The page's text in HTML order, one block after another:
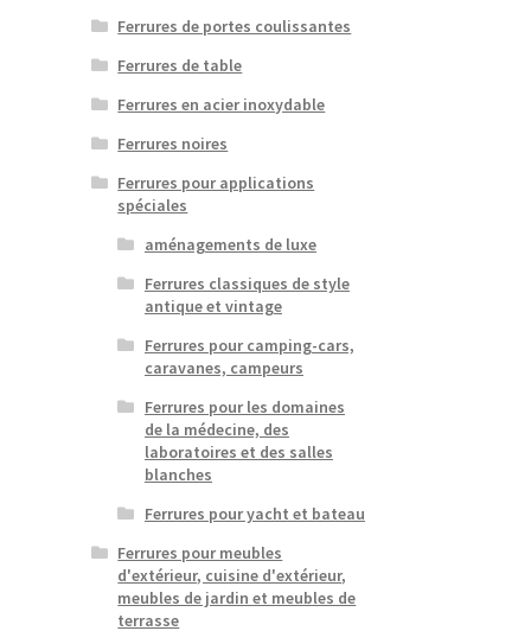
Ferrures de portes coulissantes
Ferrures de table
Ferrures en acier inoxydable
Ferrures noires
Ferrures pour applications
spéciales
aménagements de luxe
Ferrures classiques de style
antique et vintage
Ferrures pour camping-cars,
caravanes, campeurs
Ferrures pour les domaines
de la médecine, des
laboratoires et des salles
blanches
Ferrures pour yacht et bateau
Ferrures pour meubles
d'extérieur, cuisine d'extérieur,
meubles de jardin et meubles de
terrasse